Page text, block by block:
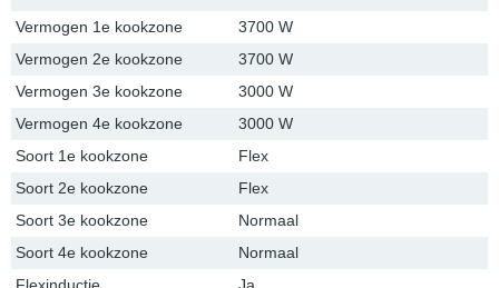
Vermogen 1e kookzone
3700 W
Vermogen 2e kookzone
3700 W
Vermogen 3e kookzone
3000 W
Vermogen 4e kookzone
3000 W
Soort 1e kookzone
Flex
Soort 2e kookzone
Flex
Soort 3e kookzone
Normaal
Soort 4e kookzone
Normaal
Flexinductie
Ja